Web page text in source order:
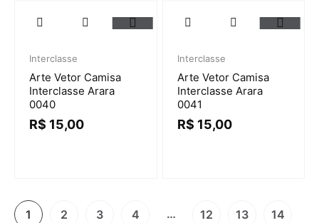
Interclasse
Arte Vetor Camisa
Interclasse Arara
0040
R$ 15,00
Interclasse
Arte Vetor Camisa
Interclasse Arara
0041
R$ 15,00
1 2 3 4 … 12 13 14